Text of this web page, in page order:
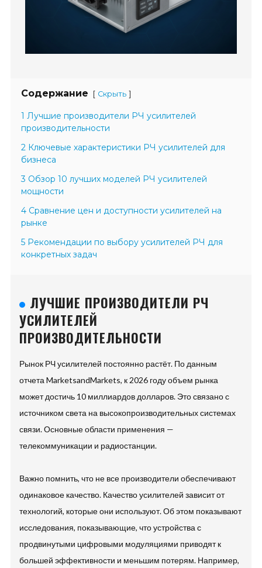
Содержание [ Скрыть ]
1 Лучшие производители РЧ усилителей
производительности
2 Ключевые характеристики РЧ усилителей для
бизнеса
3 Обзор 10 лучших моделей РЧ усилителей
мощности
4 Сравнение цен и доступности усилителей на
рынке
5 Рекомендации по выбору усилителей РЧ для
конкретных задач
ЛУЧШИЕ ПРОИЗВОДИТЕЛИ РЧ
УСИЛИТЕЛЕЙ
ПРОИЗВОДИТЕЛЬНОСТИ
Рынок РЧ усилителей постоянно растёт. По данным
отчета MarketsandMarkets, к 2026 году объем рынка
может достичь 10 миллиардов долларов. Это связано с
источником света на высокопроизводительных системах
связи. Основные области применения —
телекоммуникации и радиостанции.
Важно помнить, что не все производители обеспечивают
одинаковое качество. Качество усилителей зависит от
технологий, которые они используют. Об этом показывают
исследования, показывающие, что устройства с
продвинутыми цифровыми модуляциями приводят к
большей эффективности и меньшим потерям. Например,